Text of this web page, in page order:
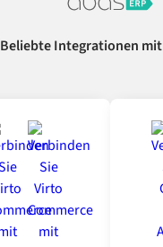
Beliebte Integrationen mit